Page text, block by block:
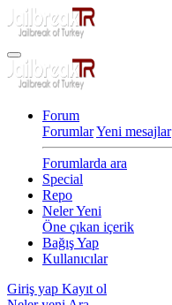
Forum
ForumlarYeni mesajlar
Forumlarda ara
Special
Repo
Neler Yeni
Öne çıkan içerik
Bağış Yap
Kullanıcılar
Giriş yap Kayıt ol